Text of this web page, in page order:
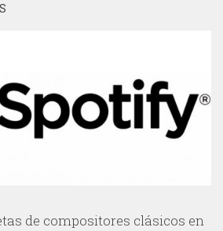
de compositores clásicos en